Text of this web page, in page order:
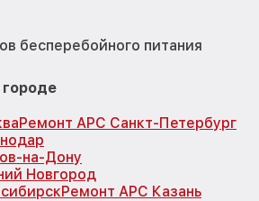
бесперебойного питания
Ремонт APC Санкт-Петербург
на-Дону
Новгород
Ремонт APC Казань